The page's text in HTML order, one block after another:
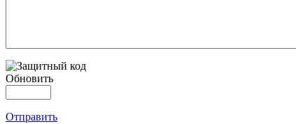
Обновить
Отправить